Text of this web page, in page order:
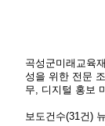
곡성군미래교육
성을 위한 전문
무, 디지털 홍보
보도건수(31건)